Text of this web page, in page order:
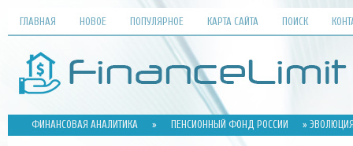
ГЛАВНАЯ НОВОЕ ПОПУЛЯРНОЕ КАРТА САЙТА ПОИСК
ФИНАНСОВАЯ АНАЛИТИКА » ПЕНСИОННЫЙ ФОНД РОССИИ »